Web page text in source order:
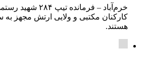
خرم‌آباد – فرمانده
کارکنان مکتبی و ولایی ارتش مجهز به
هستند.